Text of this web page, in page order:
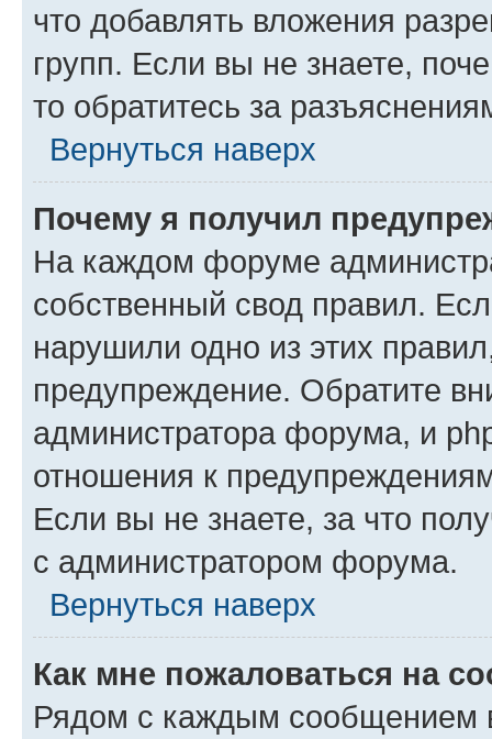
что добавлять вложения
групп. Если вы не знаете,
то обратитесь за
Вернуться наверх
Почему я получил
На каждом форуме
собственный свод правил.
нарушили одно из этих
предупреждение. Обратите
администратора форума, и
отношения к
Если вы не знаете, за что
с администратором форума.
Вернуться наверх
Как мне пожаловаться на
Рядом с каждым сообщением